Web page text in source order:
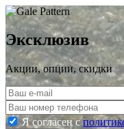
Эксклюзив
Акции, опции, скидки
Я согласен c